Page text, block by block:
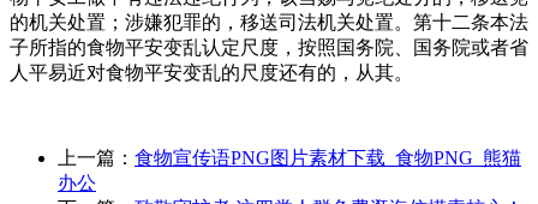
的机关处置；涉嫌犯罪的，移送司法机关处置。第十二条本法
子所指的食物平安变乱认定尺度，按照国务院、国务院或者省
人平易近对食物平安变乱的尺度还有的，从其。
上一篇： 食物宣传语PNG图片素材下载_食物PNG_熊猫
办公